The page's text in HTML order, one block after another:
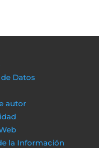
Datos
autor
la Información